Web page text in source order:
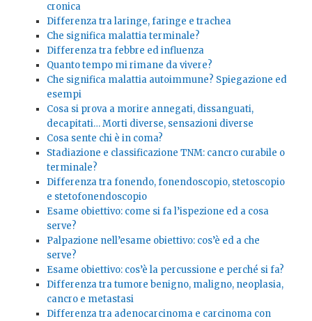
cronica
Differenza tra laringe, faringe e trachea
Che significa malattia terminale?
Differenza tra febbre ed influenza
Quanto tempo mi rimane da vivere?
Che significa malattia autoimmune? Spiegazione ed
esempi
Cosa si prova a morire annegati, dissanguati,
decapitati… Morti diverse, sensazioni diverse
Cosa sente chi è in coma?
Stadiazione e classificazione TNM: cancro curabile o
terminale?
Differenza tra fonendo, fonendoscopio, stetoscopio
e stetofonendoscopio
Esame obiettivo: come si fa l’ispezione ed a cosa
serve?
Palpazione nell’esame obiettivo: cos’è ed a che
serve?
Esame obiettivo: cos’è la percussione e perché si fa?
Differenza tra tumore benigno, maligno, neoplasia,
cancro e metastasi
Differenza tra adenocarcinoma e carcinoma con